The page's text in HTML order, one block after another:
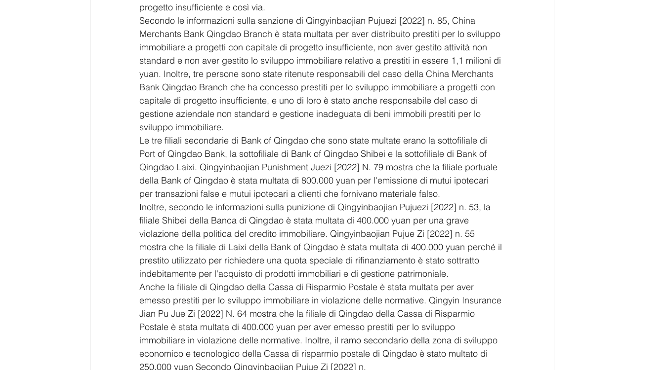
progetto insufficiente e così via.
Secondo le informazioni sulla sanzione di Qingyinbaojian Pujuezi [2022] n. 85, China
Merchants Bank Qingdao Branch è stata multata per aver distribuito prestiti per lo sviluppo
immobiliare a progetti con capitale di progetto insufficiente, non aver gestito attività non
standard e non aver gestito lo sviluppo immobiliare relativo a prestiti in essere 1,1 milioni di
yuan. Inoltre, tre persone sono state ritenute responsabili del caso della China Merchants
Bank Qingdao Branch che ha concesso prestiti per lo sviluppo immobiliare a progetti con
capitale di progetto insufficiente, e uno di loro è stato anche responsabile del caso di
gestione aziendale non standard e gestione inadeguata di beni immobili prestiti per lo
sviluppo immobiliare.
Le tre filiali secondarie di Bank of Qingdao che sono state multate erano la sottofiliale di
Port of Qingdao Bank, la sottofiliale di Bank of Qingdao Shibei e la sottofiliale di Bank of
Qingdao Laixi. Qingyinbaojian Punishment Juezi [2022] N. 79 mostra che la filiale portuale
della Bank of Qingdao è stata multata di 800.000 yuan per l'emissione di mutui ipotecari
per transazioni false e mutui ipotecari a clienti che fornivano materiale falso.
Inoltre, secondo le informazioni sulla punizione di Qingyinbaojian Pujuezi [2022] n. 53, la
filiale Shibei della Banca di Qingdao è stata multata di 400.000 yuan per una grave
violazione della politica del credito immobiliare. Qingyinbaojian Pujue Zi [2022] n. 55
mostra che la filiale di Laixi della Bank of Qingdao è stata multata di 400.000 yuan perché il
prestito utilizzato per richiedere una quota speciale di rifinanziamento è stato sottratto
indebitamente per l'acquisto di prodotti immobiliari e di gestione patrimoniale.
Anche la filiale di Qingdao della Cassa di Risparmio Postale è stata multata per aver
emesso prestiti per lo sviluppo immobiliare in violazione delle normative. Qingyin Insurance
Jian Pu Jue Zi [2022] N. 64 mostra che la filiale di Qingdao della Cassa di Risparmio
Postale è stata multata di 400.000 yuan per aver emesso prestiti per lo sviluppo
immobiliare in violazione delle normative. Inoltre, il ramo secondario della zona di sviluppo
economico e tecnologico della Cassa di risparmio postale di Qingdao è stato multato di
250.000 yuan Secondo Qingyinbaojian Pujue Zi [2022] n.